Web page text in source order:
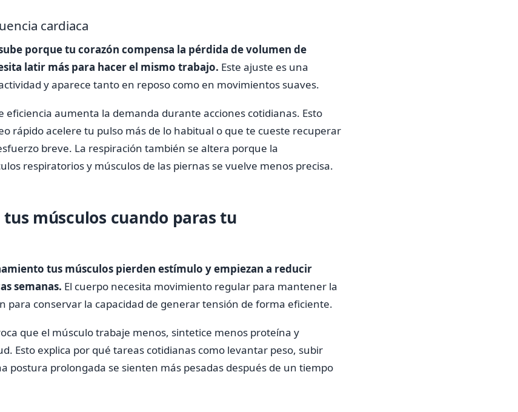
cardiaca
porque tu corazón compensa la pérdida de volumen de
latir más para hacer el mismo trabajo. Este ajuste es una
y aparece tanto en reposo como en movimientos suaves.
eficiencia aumenta la demanda durante acciones cotidianas. Esto
rápido acelere tu pulso más de lo habitual o que te cueste recuperar
breve. La respiración también se altera porque la
respiratorios y músculos de las piernas se vuelve menos precisa.
músculos cuando paras tu
tus músculos pierden estímulo y empiezan a reducir
semanas. El cuerpo necesita movimiento regular para mantener la
para conservar la capacidad de generar tensión de forma eficiente.
que el músculo trabaje menos, sintetice menos proteína y
Esto explica por qué tareas cotidianas como levantar peso, subir
postura prolongada se sienten más pesadas después de un tiempo